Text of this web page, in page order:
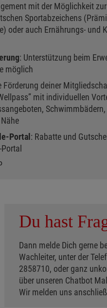
mit der Möglichkeit
Sportabzeichens
oder auch Ernährungs- und
: Unterstützung beim
möglich
Förderung deiner
mit individuellen
Portal : Rabatte und
Du hast
Dann melde Dich gerne
Wachleiter, unter der
2858710, oder ganz
über unseren Chatbot
Wir melden uns